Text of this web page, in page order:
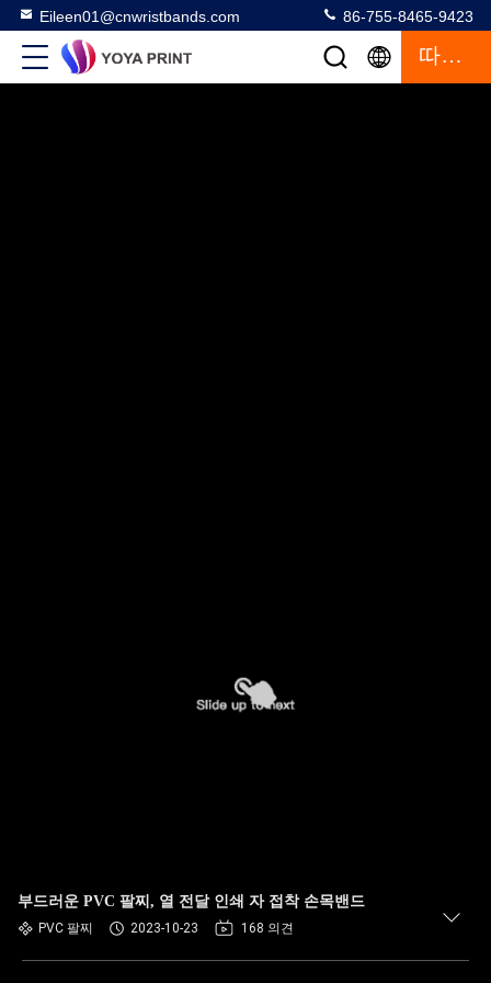
Eileen01@cnwristbands.com 86-755-8465-9423
따옴표
부드러운 PVC 팔찌, 열 전달 인쇄 자 접착 손목밴드
PVC 팔찌 2023-10-23 168 의견